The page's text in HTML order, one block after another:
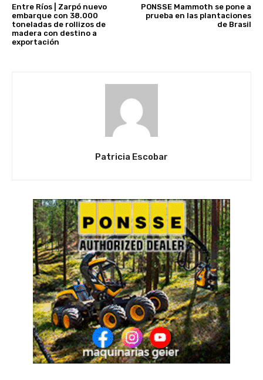
Entre Ríos | Zarpó nuevo
embarque con 38.000
toneladas de rollizos de
madera con destino a
exportación
PONSSE Mammoth se pone a
prueba en las plantaciones
de Brasil
Patricia Escobar